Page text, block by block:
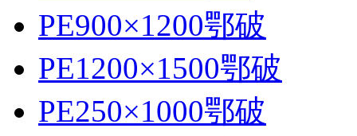
PE900×1200鄂破
PE1200×1500鄂破
PE250×1000鄂破